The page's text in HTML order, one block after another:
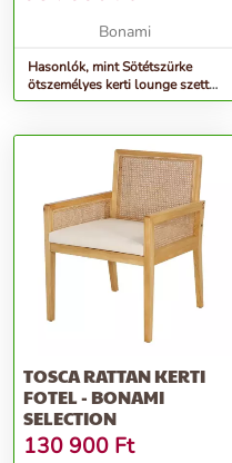
Bonami
Hasonlók, mint Sötétszürke
ötszemélyes kerti lounge szett
Bari – Exotan
TOSCA RATTAN KERTI
FOTEL - BONAMI
SELECTION
130 900 Ft